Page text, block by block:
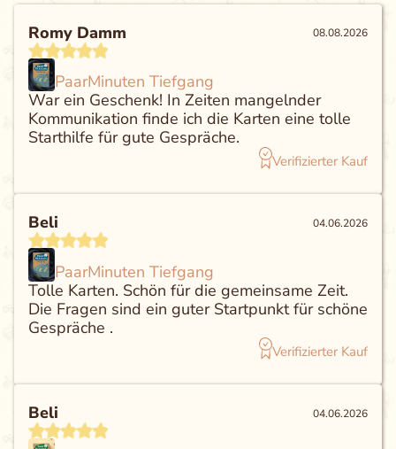
Romy Damm 08.08.2026
PaarMinuten Tiefgang
War ein Geschenk! In Zeiten mangelnder
Kommunikation finde ich die Karten eine tolle
Starthilfe für gute Gespräche.
Verifizierter Kauf
Beli 04.06.2026
PaarMinuten Tiefgang
Tolle Karten. Schön für die gemeinsame Zeit.
Die Fragen sind ein guter Startpunkt für schöne
Gespräche .
Verifizierter Kauf
Beli 04.06.2026